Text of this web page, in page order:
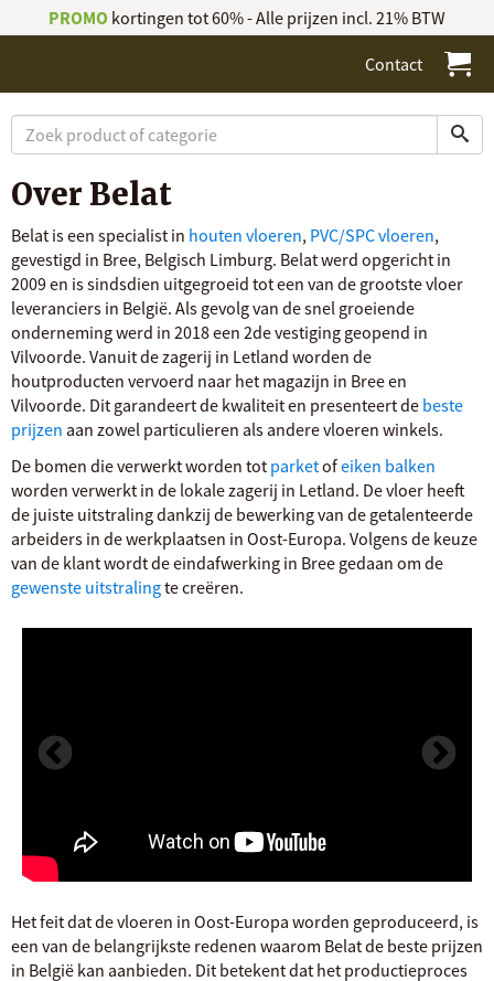
PROMO kortingen tot 60% - Alle prijzen incl. 21% BTW
Contact
Over Belat
Belat is een specialist in houten vloeren, PVC/SPC vloeren,
gevestigd in Bree, Belgisch Limburg. Belat werd opgericht in
2009 en is sindsdien uitgegroeid tot een van de grootste vloer
leveranciers in België. Als gevolg van de snel groeiende
onderneming werd in 2018 een 2de vestiging geopend in
Vilvoorde. Vanuit de zagerij in Letland worden de
houtproducten vervoerd naar het magazijn in Bree en
Vilvoorde. Dit garandeert de kwaliteit en presenteert de beste
prijzen aan zowel particulieren als andere vloeren winkels.
De bomen die verwerkt worden tot parketofeiken balken
worden verwerkt in de lokale zagerij in Letland. De vloer heeft
de juiste uitstraling dankzij de bewerking van de getalenteerde
arbeiders in de werkplaatsen in Oost-Europa. Volgens de keuze
van de klant wordt de eindafwerking in Bree gedaan om de
gewenste uitstralingte creëren.
Het feit dat de vloeren in Oost-Europa worden geproduceerd, is
een van de belangrijkste redenen waarom Belat de beste prijzen
in België kan aanbieden. Dit betekent dat het productieproces